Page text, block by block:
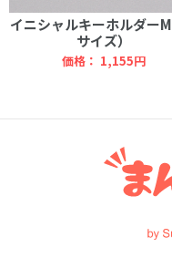
イニシャルキーホルダー
サイズ）
価格： 1,155円